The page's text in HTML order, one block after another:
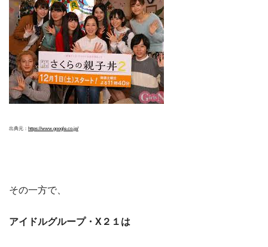
出典元： https://www.google.co.jp/
その一方で、
アイドルグループ・X２１は